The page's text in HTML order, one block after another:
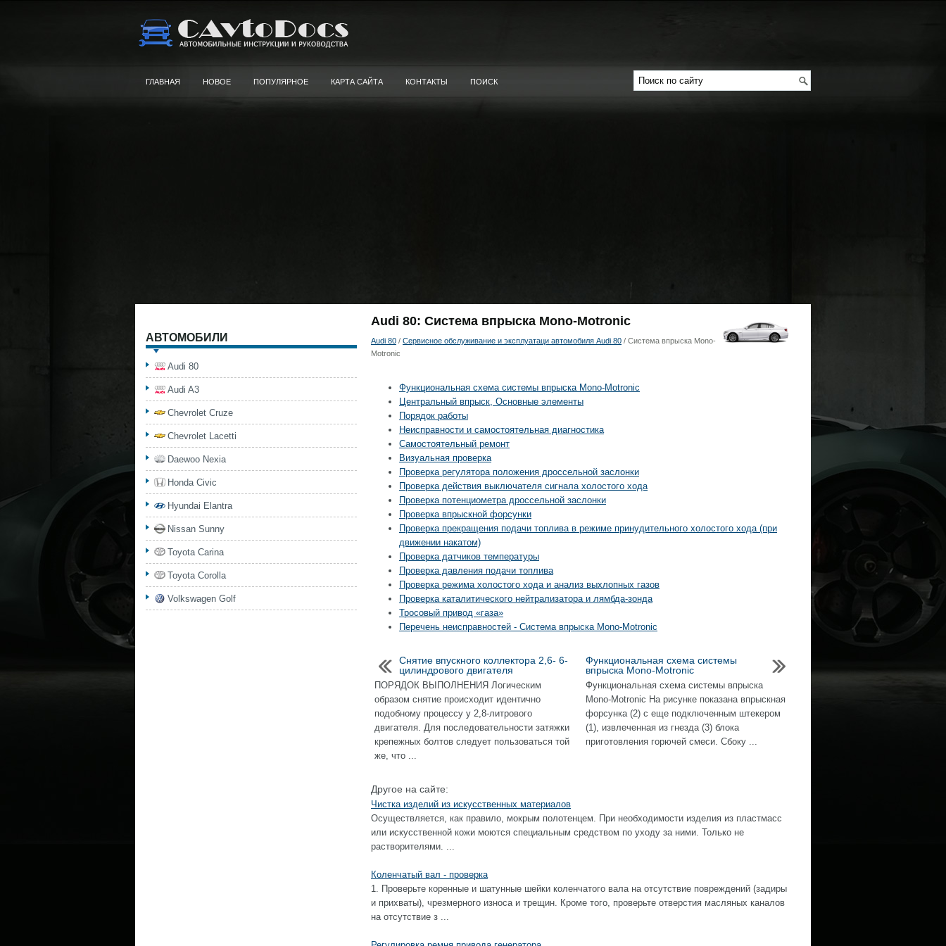
ГЛАВНАЯ НОВОЕ ПОПУЛЯРНОЕ КАРТА САЙТА КОНТАКТЫ ПОИСК
Audi 80: Система впрыска Mono-Motronic
Audi 80 / Сервисное обслуживание и эксплуатаци автомобиля Audi 80 / Система впрыска Mono-
Motronic
Функциональная схема системы впрыска Mono-Motronic
Центральный впрыск, Основные элементы
Порядок работы
Неисправности и самостоятельная диагностика
Самостоятельный ремонт
Визуальная проверка
Проверка регулятора положения дроссельной заслонки
Проверка действия выключателя сигнала холостого хода
Проверка потенциометра дроссельной заслонки
Проверка впрыскной форсунки
Проверка прекращения подачи топлива в режиме принудительного холостого хода (при
движении накатом)
Проверка датчиков температуры
Проверка давления подачи топлива
Проверка режима холостого хода и анализ выхлопных газов
Проверка каталитического нейтрализатора и лямбда-зонда
Тросовый привод «газа»
Перечень неисправностей - Система впрыска Mono-Motronic
Снятие впускного коллектора 2,6- 6-
цилиндрового двигателя
ПОРЯДОК ВЫПОЛНЕНИЯ Логическим
образом снятие происходит идентично
подобному процессу у 2,8-литрового
двигателя. Для последовательности затяжки
крепежных болтов следует пользоваться той
же, что ...
Функциональная схема системы
впрыска Mono-Motronic
Функциональная схема системы впрыска
Mono-Motronic На рисунке показана впрыскная
форсунка (2) с еще подключенным штекером
(1), извлеченная из гнезда (3) блока
приготовления горючей смеси. Сбоку ...
Другое на сайте:
Чистка изделий из искусственных материалов
Осуществляется, как правило, мокрым полотенцем. При необходимости изделия из пластмасс
или искусственной кожи моются специальным средством по уходу за ними. Только не
растворителями. ...
Коленчатый вал - проверка
1. Проверьте коренные и шатунные шейки коленчатого вала на отсутствие повреждений (задиры
и прихваты), чрезмерного износа и трещин. Кроме того, проверьте отверстия масляных каналов
на отсутствие з ...
АВТОМОБИЛИ
Audi 80
Audi A3
Chevrolet Cruze
Chevrolet Lacetti
Daewoo Nexia
Honda Civic
Hyundai Elantra
Nissan Sunny
Toyota Carina
Toyota Corolla
Volkswagen Golf